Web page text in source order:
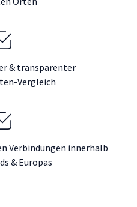
& transparenter
Vergleich
Verbindungen innerhalb
& Europas